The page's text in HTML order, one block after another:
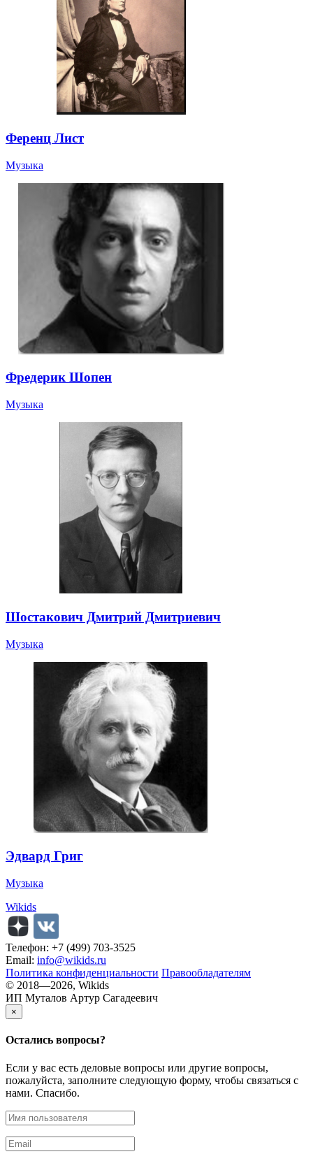
Ференц Лист
Музыка
Фредерик Шопен
Музыка
Шостакович Дмитрий Дмитриевич
Музыка
Эдвард Григ
Музыка
Wikids
Телефон: +7 (499) 703-3525
Email: info@wikids.ru
Политика конфиденциальности Правообладателям
© 2018—2026, Wikids
ИП Муталов Артур Сагадеевич
×
Остались вопросы?
Если у вас есть деловые вопросы или другие вопросы,
пожалуйста, заполните следующую форму, чтобы связаться с
нами. Спасибо.